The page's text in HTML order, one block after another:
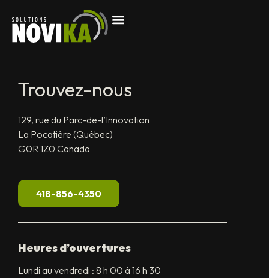
Trouvez-nous
129, rue du Parc-de-l’Innovation
La Pocatière (Québec)
G0R 1Z0 Canada
418-856-4350
Heures d’ouvertures
Lundi au vendredi : 8 h 00 à 16 h 30